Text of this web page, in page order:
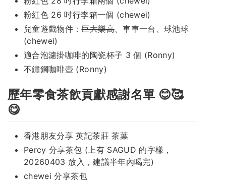
粉紅色 26 吋行李箱一個 (chewei)
兒童遊戲物件：巨大樂高、車車一台、球池球
(chewei)
適合泡濾掛咖啡的陶瓷杯子 3 個 (Ronny)
不鏽鋼咖啡壺 (Ronny)
歷年零食茶飲貢獻感謝名單 😊🥰
😋
香港朋友分享 英記茶莊 茶葉
Percy 分享茶包 (上有 SAGUD 的字樣，
20260403 放入，建議半年內喝完)
chewei 分享茶包